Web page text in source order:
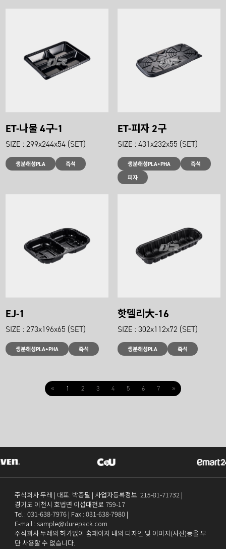
ET-나물 4구-1
SIZE : 299x244x54 (SET)
생분해성PLA 즉석
ET-피자 2구
SIZE : 431x232x55 (SET)
생분해성PLA+PHA
즉석
피자
EJ-1
SIZE : 273x196x65 (SET)
생분해성PLA+PHA 즉석
핫델리大-16
SIZE : 302x112x72 (SET)
생분해성PLA 즉석
« 1 2 3 4 5 6 7 »
주식회사 두레 | 대표: 박종필 | 사업자등록정보: 215-81-71732 |
경기도 이천시 호법면 이섭대천로 759-17
Tel : 031-638-7976| Fax : 031-638-7980|
E-mail : sample@durepack.com
주식회사 두레의 허가없이 홈페이지 내의 디자인 및 이미지(사진)등을 무
단 사용할 수 없습니다.